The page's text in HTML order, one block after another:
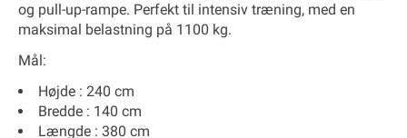
og pull-up-rampe. Perfekt til intensiv træning, med en
maksimal belastning på 1100 kg.
Mål:
Højde : 240 cm
Bredde : 140 cm
Længde : 380 cm